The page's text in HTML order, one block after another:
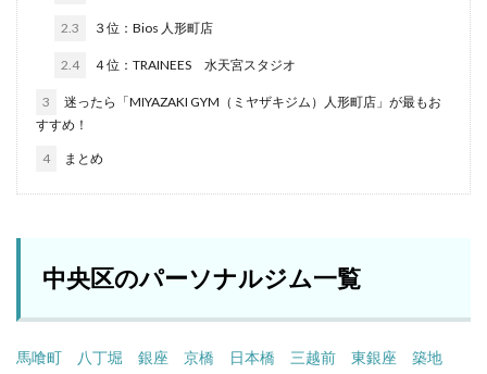
2.3 ３位：Bios 人形町店
2.4 ４位：TRAINEES 水天宮スタジオ
3
迷ったら「MIYAZAKI GYM（ミヤザキジム）人形町店」が最もお
すすめ！
4 まとめ
中央区のパーソナルジム一覧
馬喰町 八丁堀 銀座 京橋 日本橋 三越前 東銀座
築地